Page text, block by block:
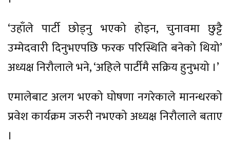
‘उहाँले पार्टी छोड्नु भएको होइन, चुनावमा छुट्टै
उम्मेदवारी दिनुभएपछि फरक परिस्थिति बनेको थियो’
अध्यक्ष निरौलाले भने, ‘अहिले पार्टीमै सक्रिय हुनुभयो ।’
एमालेबाट अलग भएको घोषणा नगरेकाले मानन्धरको
प्रवेश कार्यक्रम जरुरी नभएको अध्यक्ष निरौलाले बताए
।